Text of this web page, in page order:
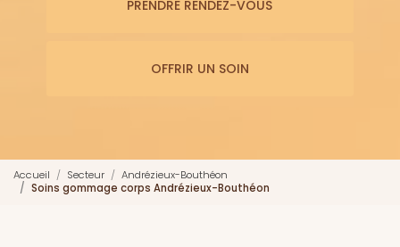
PRENDRE RENDEZ-VOUS
OFFRIR UN SOIN
Accueil Secteur
Andrézieux-Bouthéon
Soins gommage corps Andrézieux-Bouthéon